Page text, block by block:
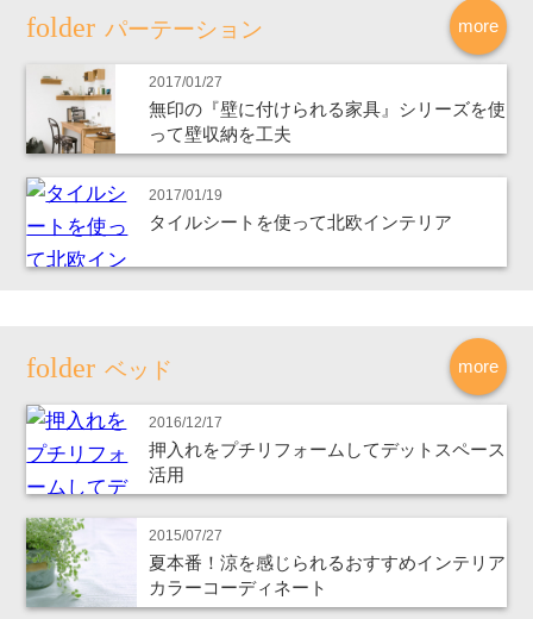
more
パーテーション
2017/01/27
無印の『壁に付けられる家具』シリーズを使
って壁収納を工夫
2017/01/19
タイルシートを使って北欧インテリア
more
ベッド
2016/12/17
押入れをプチリフォームしてデットスペース
活用
2015/07/27
夏本番！涼を感じられるおすすめインテリア
カラーコーディネート